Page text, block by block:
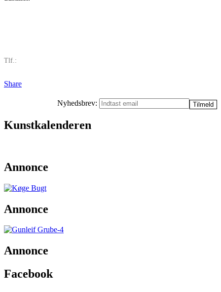
Tlf.:
Share
Nyhedsbrev:
Kunstkalenderen
Annonce
Annonce
Annonce
Facebook